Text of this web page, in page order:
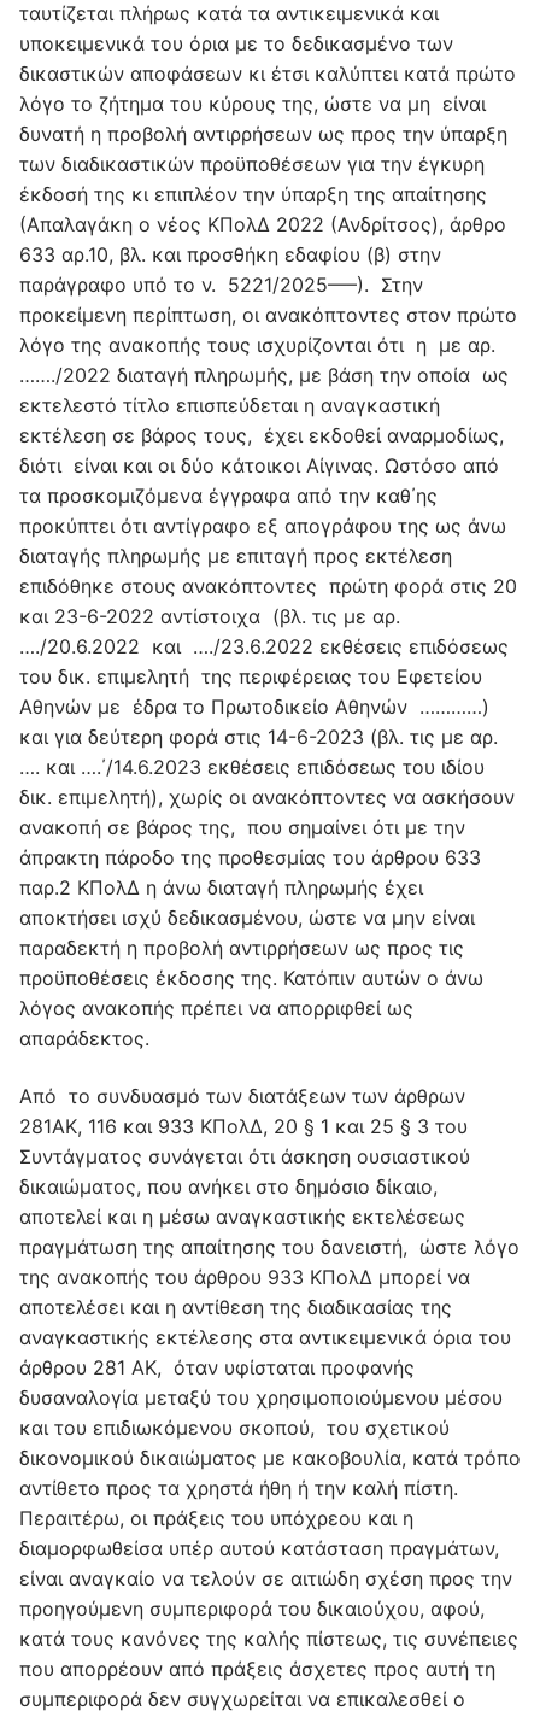
ταυτίζεται πλήρως κατά τα αντικειμενικά και
υποκειμενικά του όρια με το δεδικασμένο των
δικαστικών αποφάσεων κι έτσι καλύπτει κατά πρώτο
λόγο το ζήτημα του κύρους της, ώστε να μη είναι
δυνατή η προβολή αντιρρήσεων ως προς την ύπαρξη
των διαδικαστικών προϋποθέσεων για την έγκυρη
έκδοσή της κι επιπλέον την ύπαρξη της απαίτησης
(Απαλαγάκη ο νέος ΚΠολΔ 2022 (Ανδρίτσος), άρθρο
633 αρ.10, βλ. και προσθήκη εδαφίου (β) στην
παράγραφο υπό το ν. 5221/2025—–). Στην
προκείμενη περίπτωση, οι ανακόπτοντες στον πρώτο
λόγο της ανακοπής τους ισχυρίζονται ότι η με αρ.
……./2022 διαταγή πληρωμής, με βάση την οποία ως
εκτελεστό τίτλο επισπεύδεται η αναγκαστική
εκτέλεση σε βάρος τους, έχει εκδοθεί αναρμοδίως,
διότι είναι και οι δύο κάτοικοι Αίγινας. Ωστόσο από
τα προσκομιζόμενα έγγραφα από την καθ΄ης
προκύπτει ότι αντίγραφο εξ απογράφου της ως άνω
διαταγής πληρωμής με επιταγή προς εκτέλεση
επιδόθηκε στους ανακόπτοντες πρώτη φορά στις 20
και 23-6-2022 αντίστοιχα (βλ. τις με αρ.
…./20.6.2022 και …./23.6.2022 εκθέσεις επιδόσεως
του δικ. επιμελητή της περιφέρειας του Εφετείου
Αθηνών με έδρα το Πρωτοδικείο Αθηνών …………)
και για δεύτερη φορά στις 14-6-2023 (βλ. τις με αρ.
…. και ….΄/14.6.2023 εκθέσεις επιδόσεως του ιδίου
δικ. επιμελητή), χωρίς οι ανακόπτοντες να ασκήσουν
ανακοπή σε βάρος της, που σημαίνει ότι με την
άπρακτη πάροδο της προθεσμίας του άρθρου 633
παρ.2 ΚΠολΔ η άνω διαταγή πληρωμής έχει
αποκτήσει ισχύ δεδικασμένου, ώστε να μην είναι
παραδεκτή η προβολή αντιρρήσεων ως προς τις
προϋποθέσεις έκδοσης της. Κατόπιν αυτών ο άνω
λόγος ανακοπής πρέπει να απορριφθεί ως
απαράδεκτος.
Από το συνδυασμό των διατάξεων των άρθρων
281ΑΚ, 116 και 933 ΚΠολΔ, 20 § 1 και 25 § 3 του
Συντάγματος συνάγεται ότι άσκηση ουσιαστικού
δικαιώματος, που ανήκει στο δημόσιο δίκαιο,
αποτελεί και η μέσω αναγκαστικής εκτελέσεως
πραγμάτωση της απαίτησης του δανειστή, ώστε λόγο
της ανακοπής του άρθρου 933 ΚΠολΔ μπορεί να
αποτελέσει και η αντίθεση της διαδικασίας της
αναγκαστικής εκτέλεσης στα αντικειμενικά όρια του
άρθρου 281 ΑΚ, όταν υφίσταται προφανής
δυσαναλογία μεταξύ του χρησιμοποιούμενου μέσου
και του επιδιωκόμενου σκοπού, του σχετικού
δικονομικού δικαιώματος με κακοβουλία, κατά τρόπο
αντίθετο προς τα χρηστά ήθη ή την καλή πίστη.
Περαιτέρω, οι πράξεις του υπόχρεου και η
διαμορφωθείσα υπέρ αυτού κατάσταση πραγμάτων,
είναι αναγκαίο να τελούν σε αιτιώδη σχέση προς την
προηγούμενη συμπεριφορά του δικαιούχου, αφού,
κατά τους κανόνες της καλής πίστεως, τις συνέπειες
που απορρέουν από πράξεις άσχετες προς αυτή τη
συμπεριφορά δεν συγχωρείται να επικαλεσθεί ο